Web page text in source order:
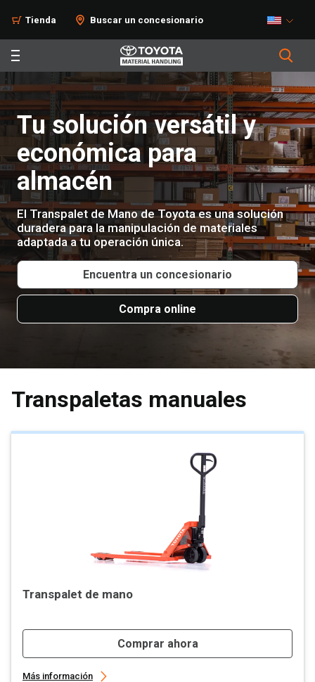
Tienda Buscar un concesionario
Productos
Tu solución versátil y
económica para
almacén
El Transpalet de Mano de Toyota es una solución
duradera para la manipulación de materiales
adaptada a tu operación única.
Encuentra un concesionario
Compra online
Transpaletas manuales
Transpalet de mano
Comprar ahora
Más información